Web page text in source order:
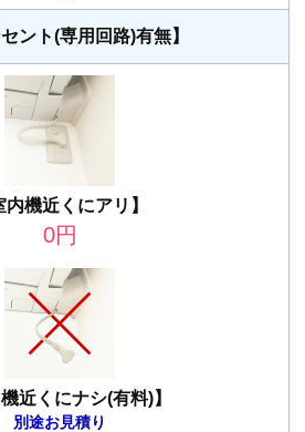
ント(専用回路)有無】
内機近くにアリ】
0円
機近くにナシ(有料)】
別途お見積り